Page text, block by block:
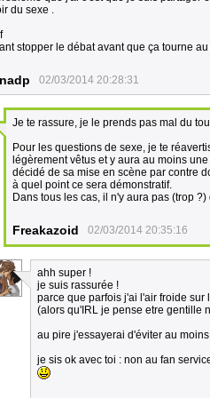
du sexe .
stopper le débat avant que ça tourne
02/03/2014 20:28:31
Je te rassure, je le prends pas mal du
Pour les questions de sexe, je te
légèrement vêtus et y aura au moins
décidé de sa mise en scène par contre
à quel point ce sera démonstratif.
Dans tous les cas, il n'y aura pas (trop
Freakazoid 02/03/2014 20:35:16
ahh super !
je suis rassurée !
parce que parfois j'ai l'air froide sur
(alors qu'IRL je pense etre gentille
au pire j'essayerai d'éviter au
je sis ok avec toi : non au fan